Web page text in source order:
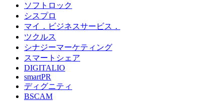
ソフトロック
シスプロ
マイ．ビジネスサービス．
ツクルス
シナジーマーケティング
スマートシェア
DIGITALIO
smartPR
ディグニティ
BSCAM